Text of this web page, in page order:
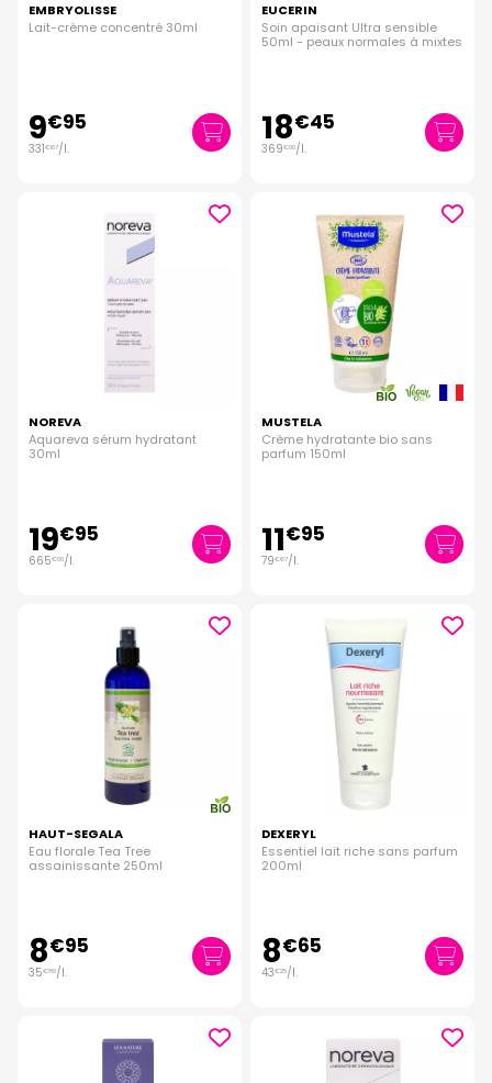
EMBRYOLISSE
Lait-crème concentré 30ml
9€95
331€67/l.
EUCERIN
Soin apaisant Ultra sensible
50ml - peaux normales à mixtes
18€45
369€00/l.
NOREVA
Aquareva sérum hydratant
30ml
19€95
665€00/l.
MUSTELA
Crème hydratante bio sans
parfum 150ml
11€95
79€67/l.
HAUT-SEGALA
Eau florale Tea Tree
assainissante 250ml
8€95
35€80/l.
DEXERYL
Essentiel lait riche sans parfum
200ml
8€65
43€25/l.